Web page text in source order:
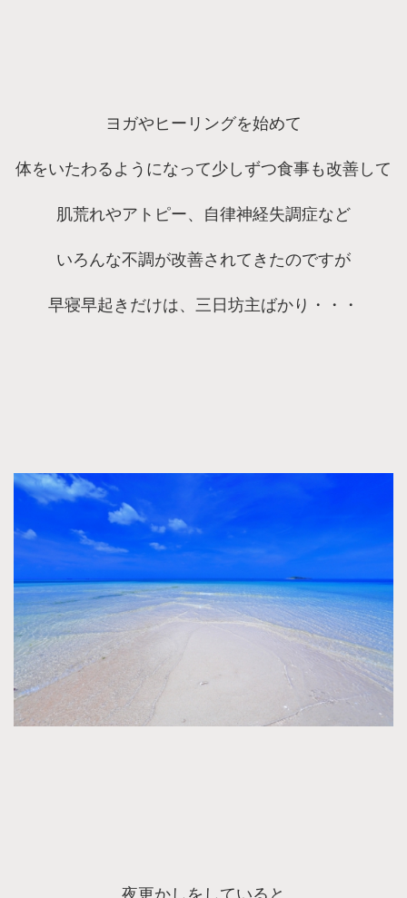
ヨガやヒーリングを始めて
体をいたわるようになって少しずつ食事も改善して
肌荒れやアトピー、自律神経失調症など
いろんな不調が改善されてきたのですが
早寝早起きだけは、三日坊主ばかり・・・
夜更かしをしていると